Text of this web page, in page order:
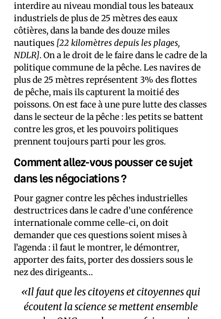
interdire au niveau mondial tous les bateaux
industriels de plus de 25 mètres des eaux
côtières, dans la bande des douze miles
nautiques [22 kilomètres depuis les plages,
NDLR]. On a le droit de le faire dans le cadre de la
politique commune de la pêche. Les navires de
plus de 25 mètres représentent 3% des flottes
de pêche, mais ils capturent la moitié des
poissons. On est face à une pure lutte des classes
dans le secteur de la pêche : les petits se battent
contre les gros, et les pouvoirs politiques
prennent toujours parti pour les gros.
Comment allez-vous pousser ce sujet
dans les négociations ?
Pour gagner contre les pêches industrielles
destructrices dans le cadre d’une conférence
internationale comme celle-ci, on doit
demander que ces questions soient mises à
l’agenda : il faut le montrer, le démontrer,
apporter des faits, porter des dossiers sous le
nez des dirigeants…
«Il faut que les citoyens et citoyennes qui
écoutent la science se mettent ensemble